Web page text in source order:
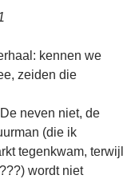
kennen we
zeiden die
neven niet, de
(die ik
tegenkwam, terwijl
wordt niet